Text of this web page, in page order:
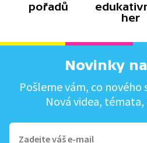
pořadů
her
Novinky
Pošleme vám, co nového
Nová videa,